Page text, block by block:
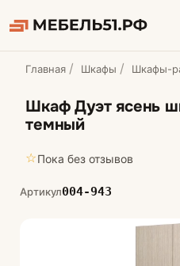
Главная Шкафы Шкафы-
Шкаф Дуэт ясень
темный
☆Пока без отзывов
Артикул004-943